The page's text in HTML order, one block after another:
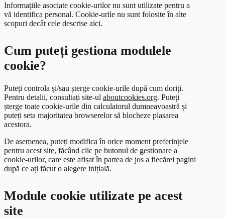
Informațiile asociate cookie-urilor nu sunt utilizate pentru a
vă identifica personal. Cookie-urile nu sunt folosite în alte
scopuri decât cele descrise aici.
Cum puteți gestiona modulele
cookie?
Puteți controla și/sau șterge cookie-urile după cum doriți.
Pentru detalii, consultați site-ul aboutcookies.org. Puteți
șterge toate cookie-urile din calculatorul dumneavoastră și
puteți seta majoritatea browserelor să blocheze plasarea
acestora.
De asemenea, puteți modifica în orice moment preferințele
pentru acest site, făcând clic pe butonul de gestionare a
cookie-urilor, care este afișat în partea de jos a fiecărei pagini
după ce ați făcut o alegere inițială.
Module cookie utilizate pe acest
site